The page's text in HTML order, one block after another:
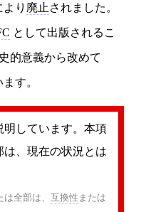
り 廃止 されました。
として出版されるこ
的意義から改めて
す。
明しています。本項
、現在の状況とは
全部は、 互換性 または